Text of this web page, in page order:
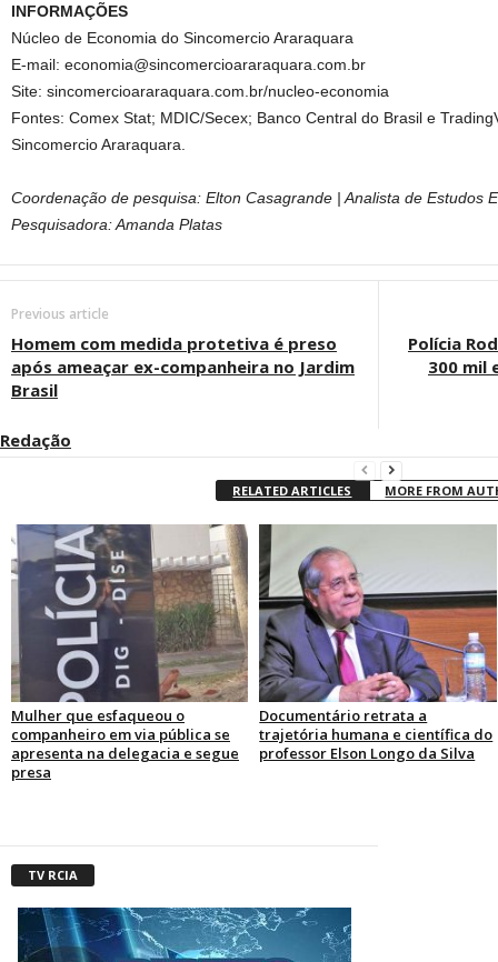
INFORMAÇÕES
Núcleo de Economia do Sincomercio Araraquara
E-mail: economia@sincomercioararaquara.com.br
Site: sincomercioararaquara.com.br/nucleo-economia
Fontes: Comex Stat; MDIC/Secex; Banco Central do Brasil e
Sincomercio Araraquara.
Coordenação de pesquisa: Elton Casagrande | Analista de Estudos
Pesquisadora: Amanda Platas
Previous article
Homem com medida protetiva é preso
após ameaçar ex-companheira no Jardim
Brasil
Polícia
300 mil
Redação
RELATED ARTICLES MORE FROM
Mulher que esfaqueou o
companheiro em via pública se
apresenta na delegacia e segue
presa
Documentário retrata a
trajetória humana e científica do
professor Elson Longo da Silva
TV RCIA